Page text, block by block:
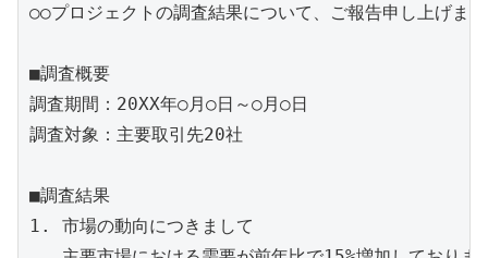
○○プロジェクトの調査結果について、ご報告申し上げま
■調査概要
調査期間：20XX年○月○日～○月○日
調査対象：主要取引先20社
■調査結果
1. 市場の動向につきまして